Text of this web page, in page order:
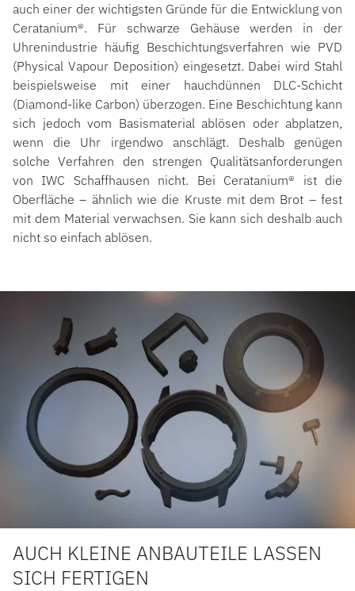
auch einer der wichtigsten Gründe für die Entwicklung von
Ceratanium®. Für schwarze Gehäuse werden in der
Uhrenindustrie häufig Beschichtungsverfahren wie PVD
(Physical Vapour Deposition) eingesetzt. Dabei wird Stahl
beispielsweise mit einer hauchdünnen DLC-Schicht
(Diamond-like Carbon) überzogen. Eine Beschichtung kann
sich jedoch vom Basismaterial ablösen oder abplatzen,
wenn die Uhr irgendwo anschlägt. Deshalb genügen
solche Verfahren den strengen Qualitätsanforderungen
von IWC Schaffhausen nicht. Bei Ceratanium® ist die
Oberfläche – ähnlich wie die Kruste mit dem Brot – fest
mit dem Material verwachsen. Sie kann sich deshalb auch
nicht so einfach ablösen.
AUCH KLEINE ANBAUTEILE LASSEN
SICH FERTIGEN